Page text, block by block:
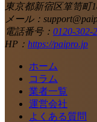
東京都新宿区箪笥町
メール：
電話番号： 0120-302-
HP： https://paipro.jp
ホーム
コラム
業者一覧
運営会社
よくある質問